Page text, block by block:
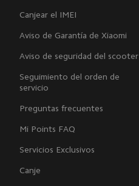
Canjear el IMEI
Aviso de Garantía de Xiaomi
Aviso de seguridad del scooter
Seguimiento del orden de
servicio
Preguntas frecuentes
Mi Points FAQ
Servicios Exclusivos
Canje